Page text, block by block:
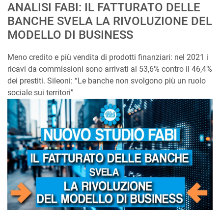
ANALISI FABI: IL FATTURATO DELLE
BANCHE SVELA LA RIVOLUZIONE DEL
MODELLO DI BUSINESS
Meno credito e più vendita di prodotti finanziari: nel 2021 i
ricavi da commissioni sono arrivati al 53,6% contro il 46,4%
dei prestiti. Sileoni: “Le banche non svolgono più un ruolo
sociale sui territori”